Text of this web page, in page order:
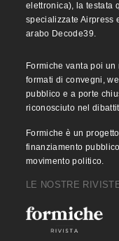
elettronica), la testata
specializzate Airpress
arabo Decode39.
Formiche vanta poi
formati di convegni,
pubblico e a porte
riconosciuto nel
Formiche è un
finanziamento
movimento politico.
LE NOSTRE